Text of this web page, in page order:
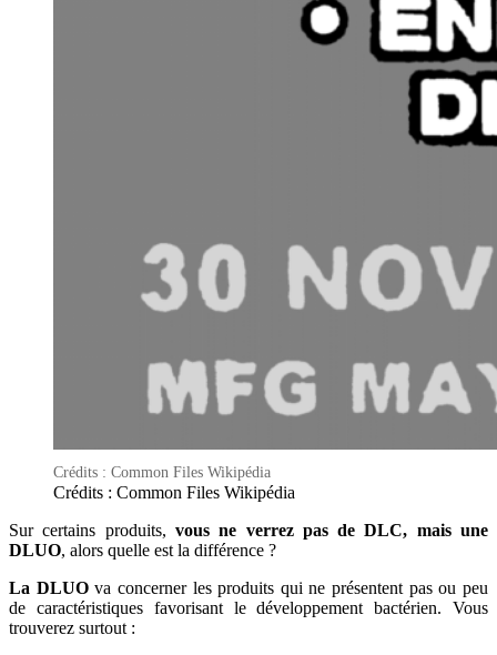
Crédits : Common Files Wikipédia
Crédits : Common Files Wikipédia
Sur certains produits, vous ne verrez pas de DLC, mais une
DLUO, alors quelle est la différence ?
La DLUOva concerner les produits qui ne présentent pas ou peu
de caractéristiques favorisant le développement bactérien. Vous
trouverez surtout :